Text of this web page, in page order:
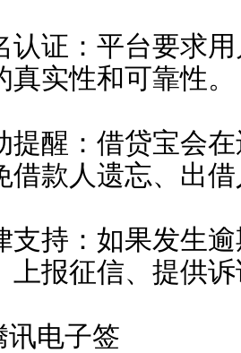
证：平台要求用
实性和可靠性。
醒：借贷宝会在
借款人遗忘、出
持：如果发生逾
上报征信、提供
电子签